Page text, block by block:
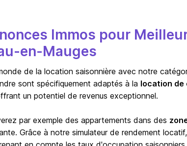
Immos pour
en-Mauges
de la location saisonnière avec notre
sont spécifiquement adaptés à la location de
un potentiel de revenus exceptionnel.
par exemple des appartements dans des
Grâce à notre simulateur de rendement